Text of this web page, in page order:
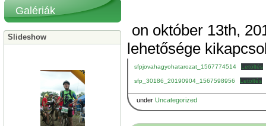
on október 13th,
lehetősége
sfpjovahagyohatarozat_1567774514 Letöltés
sfp_30186_20190904_1567598956 Letöltés
under Uncategorized
Galériák
Slideshow